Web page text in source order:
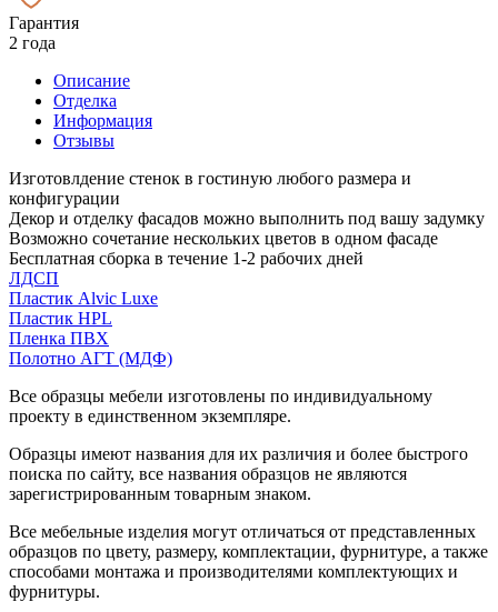
Гарантия
2 года
Описание
Отделка
Информация
Отзывы
Изготовлдение стенок в гостиную любого размера и
конфигурации
Декор и отделку фасадов можно выполнить под вашу задумку
Возможно сочетание нескольких цветов в одном фасаде
Бесплатная сборка в течение 1-2 рабочих дней
ЛДСП
Пластик Alvic Luxe
Пластик HPL
Пленка ПВХ
Полотно АГТ (МДФ)
Все образцы мебели изготовлены по индивидуальному
проекту в единственном экземпляре.
Образцы имеют названия для их различия и более быстрого
поиска по сайту, все названия образцов не являются
зарегистрированным товарным знаком.
Все мебельные изделия могут отличаться от представленных
образцов по цвету, размеру, комплектации, фурнитуре, а также
способами монтажа и производителями комплектующих и
фурнитуры.